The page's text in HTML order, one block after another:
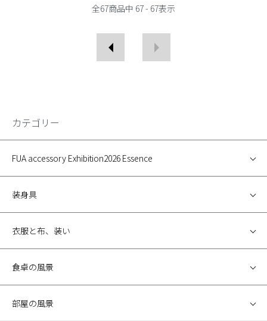
全67商品中 67 - 67表示
カテゴリー
FUA accessory Exhibition2026 Essence
装身具
衣服と布、装い
食卓の風景
部屋の風景